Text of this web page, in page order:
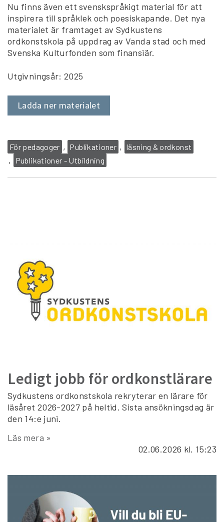
För pedagoger Publikationer
läsning & ordkonst
Publikationer - Utbildning
Nu finns även ett svenskspråkigt material för att
inspirera till språklek och poesiskapande. Det nya
materialet är framtaget av Sydkustens
ordkonstskola på uppdrag av Vanda stad och med
Svenska Kulturfonden som finansiär.
Utgivningsår: 2025
Ladda ner materialet
Ledigt jobb för ordkonstlärare
Sydkustens ordkonstskola rekryterar en lärare för
läsåret 2026-2027 på heltid. Sista ansökningsdag är
den 14:e juni.
Läs mera »
02.06.2026 kl. 15:23